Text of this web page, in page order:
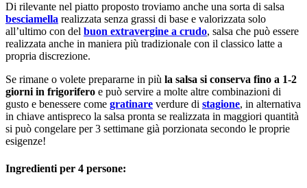
Di rilevante nel piatto proposto troviamo anche una sorta di salsa
besciamella realizzata senza grassi di base e valorizzata solo
all’ultimo con del buon extravergine a crudo, salsa che può essere
realizzata anche in maniera più tradizionale con il classico latte a
propria discrezione.
Se rimane o volete prepararne in più la salsa si conserva fino a 1-2
giorni in frigorifero e può servire a molte altre combinazioni di
gusto e benessere come gratinare verdure di stagione, in alternativa
in chiave antispreco la salsa pronta se realizzata in maggiori quantità
si può congelare per 3 settimane già porzionata secondo le proprie
esigenze!
Ingredienti per 4 persone: